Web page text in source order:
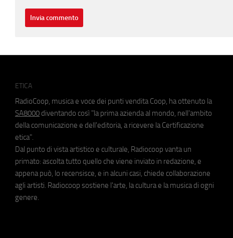
ETICA
RadioCoop, musica e voce dei punti vendita Coop, ha ottenuto la
SA8000 diventando così "la prima azienda al mondo, nell'ambito
della comunicazione e dell'editoria, a ricevere la Certificazione
etica".
Dal punto di vista artistico e culturale, Radiocoop vanta un
primato: ascolta tutto quello che viene inviato in redazione, e
appena può, lo recensisce, e in alcuni casi, chiede collaborazione
agli artisti. Radiocoop sostiene l'arte, la cultura e la musica di ogni
genere.